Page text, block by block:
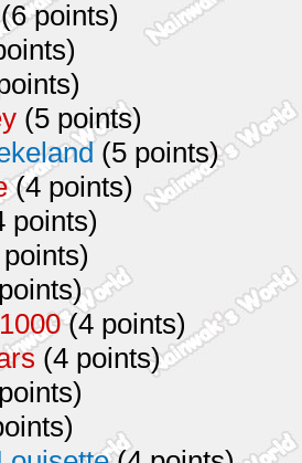
points)
(5 points)
(5 points)
(4 points)
points)
(4 points)
(4 points)